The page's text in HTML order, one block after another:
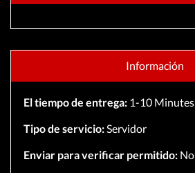
Información
El tiempo de entrega:1-10 Minutes
Tipo de servicio:Servidor
Enviar para verificar permitido:No